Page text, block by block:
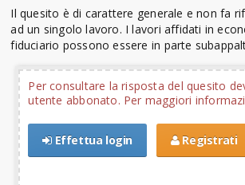
Il quesito è di carattere generale e non fa
ad un singolo lavoro. I lavori affidati in
fiduciario possono essere in parte
Per consultare la risposta del quesito
utente abbonato. Per maggiori
Effettua login Registrati